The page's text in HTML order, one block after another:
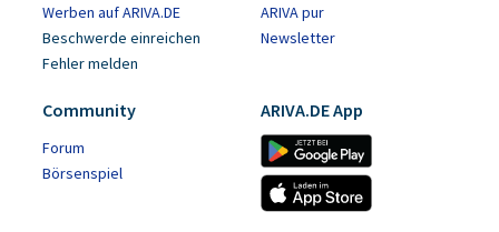
Werben auf ARIVA.DE
Beschwerde einreichen
Fehler melden
ARIVA pur
Newsletter
Community
Forum
Börsenspiel
ARIVA.DE App